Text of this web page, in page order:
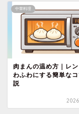
中華料理
肉まんの温め方｜レ
わふわにする簡単な
説